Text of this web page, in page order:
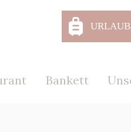
Bankett